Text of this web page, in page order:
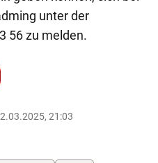
unter der
56 zu melden.
21:03